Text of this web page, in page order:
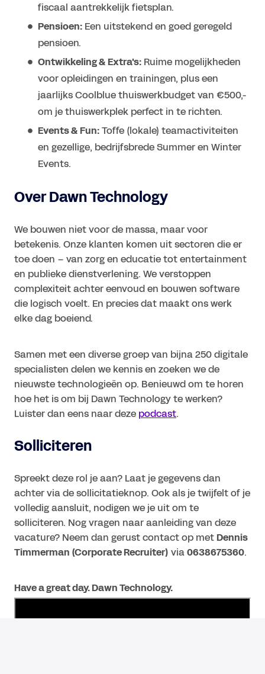
fiscaal aantrekkelijk fietsplan.
Pensioen: Een uitstekend en goed geregeld
pensioen.
Ontwikkeling & Extra's: Ruime mogelijkheden
voor opleidingen en trainingen, plus een
jaarlijks Coolblue thuiswerkbudget van €500,-
om je thuiswerkplek perfect in te richten.
Events & Fun:Toffe (lokale) teamactiviteiten
en gezellige, bedrijfsbrede Summer en Winter
Events.
Over Dawn Technology
We bouwen niet voor de massa, maar voor
betekenis. Onze klanten komen uit sectoren die er
toe doen – van zorg en educatie tot entertainment
en publieke dienstverlening. We verstoppen
complexiteit achter eenvoud en bouwen software
die logisch voelt. En precies dat maakt ons werk
elke dag boeiend.
Samen met een diverse groep van bijna 250 digitale
specialisten delen we kennis en zoeken we de
nieuwste technologieën op. Benieuwd om te horen
hoe het is om bij Dawn Technology te werken?
Luister dan eens naar deze podcast.
Solliciteren
Spreekt deze rol je aan? Laat je gegevens dan
achter via de sollicitatieknop. Ook als je twijfelt of je
volledig aansluit, nodigen we je uit om te
solliciteren. Nog vragen naar aanleiding van deze
vacature? Neem dan gerust contact op met Dennis
Timmerman (Corporate Recruiter) via0638675360.
Have a great day. Dawn Technology.